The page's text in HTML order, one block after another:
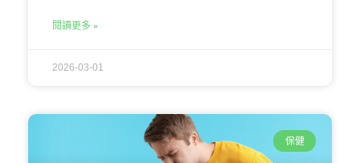
閱讀更多 »
2026-03-01
保健